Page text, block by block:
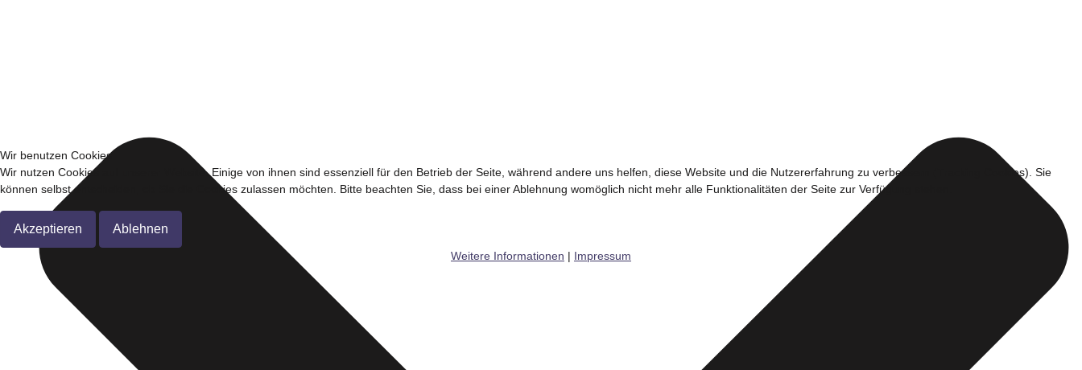
Wir benutzen Cookies
Wir nutzen Cookies auf unserer Website. Einige von ihnen sind essenziell für den Betrieb der Seite, während andere uns helfen, diese Website und die Nutzererfahrung zu verbessern (Tracking Cookies). Sie
können selbst entscheiden, ob Sie die Cookies zulassen möchten. Bitte beachten Sie, dass bei einer Ablehnung womöglich nicht mehr alle Funktionalitäten der Seite zur Verfügung stehen.
Akzeptieren Ablehnen
Weitere Informationen | Impressum